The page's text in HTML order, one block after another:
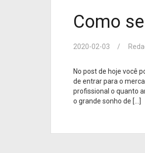
Como
2020-02-03
No post de hoje você
de entrar para o
profissional o quanto
o grande sonho de […]